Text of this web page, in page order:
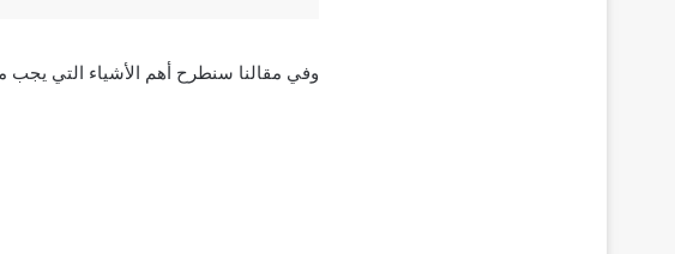
وفي مقالنا سنطرح أهم الأشياء التي يجب